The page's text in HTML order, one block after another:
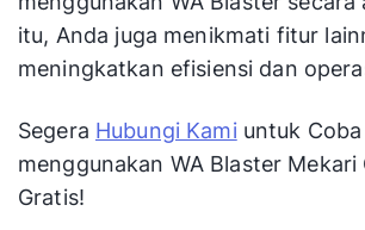
kejahatan siber. Salah satunya
sama dengan Mekari Qontak.
Qontak akan memandu Anda
menggunakan WA Blaster secara
itu, Anda juga menikmati fitur